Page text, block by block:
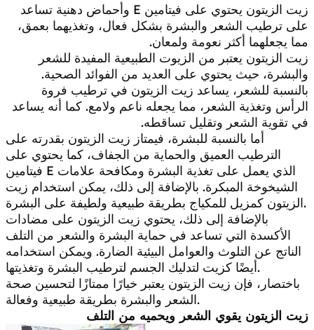
زيت الزيتون يحتوي على فيتامين E وأحماض دهنية تساعد
على ترطيب الشعر والبشرة بشكل فعال، وتغذيهما بعمق،
مما يجعلهما أكثر نعومة ولمعان.
زيت الزيتون يعتبر من الزيوت الطبيعية المفيدة للشعر
والبشرة، حيث يحتوي على العديد من الفوائد الصحية.
بالنسبة للشعر، يساعد زيت الزيتون في ترطيب فروة
الرأس وتغذية الشعر، مما يجعله ناعم ولامع. كما أنه يساعد
في تقوية الشعر وتقليل تساقطه.
أما بالنسبة للبشرة، فيمتاز زيت الزيتون بقدرته على
الترطيب العميق والحماية من الجفاف، كما يحتوي على
فيتامين E الذي يعمل على تغذية البشرة ومكافحة علامات
الشيخوخة المبكرة. بالإضافة إلى ذلك، يمكن استخدام زيت
الزيتون كمزيل للمكياج بطريقة طبيعية ولطيفة على البشرة.
بالإضافة إلى ذلك، يحتوي زيت الزيتون على مضادات
الأكسدة التي تساعد في حماية البشرة والشعر من التلف
الناتج عن التلوث والعوامل البيئية الضارة. ويمكن استخدامه
أيضًا كزيت لتدليك الجسم لترطيب البشرة وتغذيتها.
باختصار، فإن زيت الزيتون يعتبر خيارًا ممتازًا لتحسين صحة
الشعر والبشرة بطريقة طبيعية وفعالة.
زيت الزيتون يقوي الشعر ويحميه من التلف